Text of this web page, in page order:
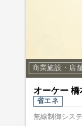
商業施設・店
オーケー 橋
省エネ
無線制御シス